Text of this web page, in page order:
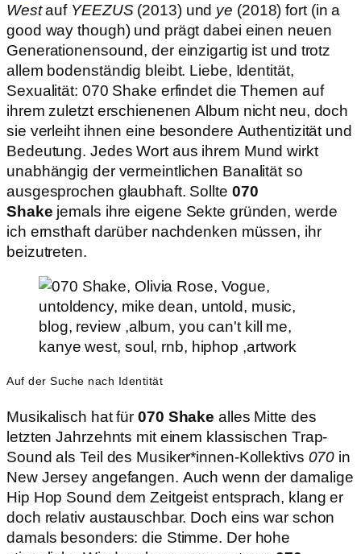
Westauf YEEZUS(2013) und ye (2018) fort (in a
good way though) und prägt dabei einen neuen
Generationensound, der einzigartig ist und trotz
allem bodenständig bleibt. Liebe, Identität,
Sexualität: 070 Shake erfindet die Themen auf
ihrem zuletzt erschienenen Album nicht neu, doch
sie verleiht ihnen eine besondere Authentizität und
Bedeutung. Jedes Wort aus ihrem Mund wirkt
unabhängig der vermeintlichen Banalität so
ausgesprochen glaubhaft. Sollte 070
Shake jemals ihre eigene Sekte gründen, werde
ich ernsthaft darüber nachdenken müssen, ihr
beizutreten.
Auf der Suche nach Identität
Musikalisch hat für 070 Shake alles Mitte des
letzten Jahrzehnts mit einem klassischen Trap-
Sound als Teil des Musiker*innen-Kollektivs 070 in
New Jersey angefangen. Auch wenn der damalige
Hip Hop Sound dem Zeitgeist entsprach, klang er
doch relativ austauschbar. Doch eins war schon
damals besonders: die Stimme. Der hohe